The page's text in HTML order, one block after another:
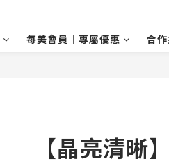
每美會員｜專屬優惠 合
【晶亮清晰